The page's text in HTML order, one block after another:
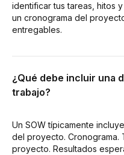
identificar tus tareas, hitos
un cronograma del
entregables.
¿Qué debe incluir una
trabajo?
Un SOW típicamente
del proyecto. Cronograma.
proyecto. Resultados